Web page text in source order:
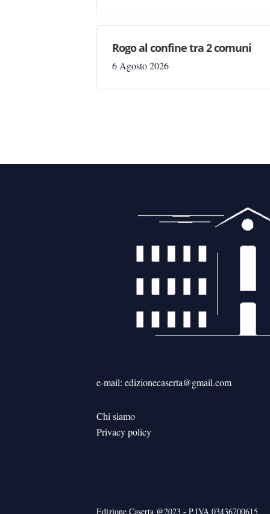
Rogo al confine tra 2 comuni
6 Agosto 2026
e-mail: edizionecaserta@gmail.com
Chi siamo
Privacy policy
Edizione Caserta @2023 - P.IVA 03436700615